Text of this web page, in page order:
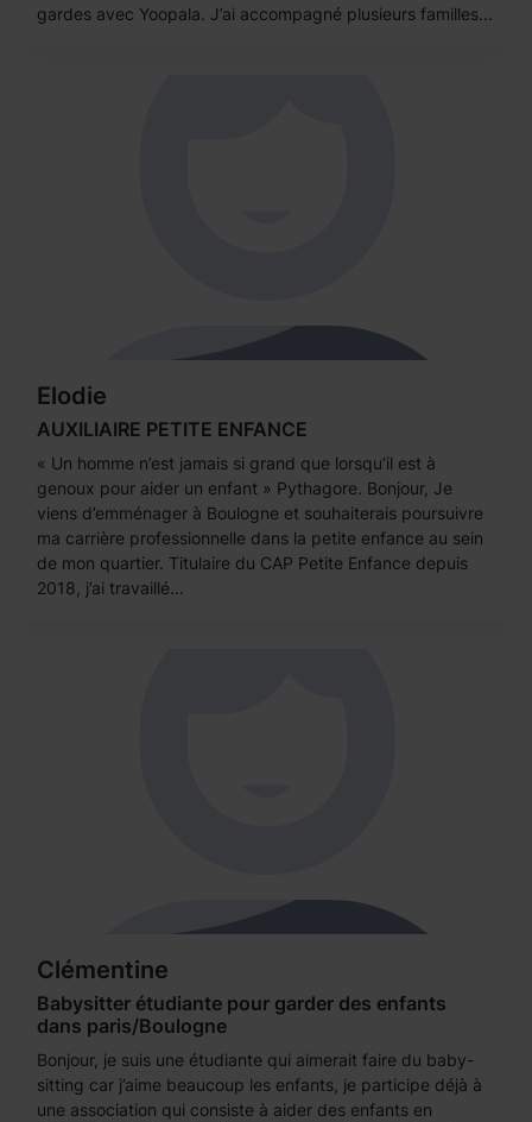
gardes avec Yoopala. J’ai accompagné plusieurs familles...
Elodie
AUXILIAIRE PETITE ENFANCE
« Un homme n’est jamais si grand que lorsqu’il est à
genoux pour aider un enfant » Pythagore. Bonjour, Je
viens d’emménager à Boulogne et souhaiterais poursuivre
ma carrière professionnelle dans la petite enfance au sein
de mon quartier. Titulaire du CAP Petite Enfance depuis
2018, j’ai travaillé...
Clémentine
Babysitter étudiante pour garder des enfants
dans paris/Boulogne
Bonjour, je suis une étudiante qui aimerait faire du baby-
sitting car j’aime beaucoup les enfants, je participe déjà à
une association qui consiste à aider des enfants en